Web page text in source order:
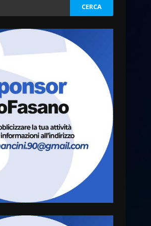
La Banda Città di Fasano apre
ufficialmente la Festa di
Savelletri
8 Agosto 2026 11:00
Savelletri in festa, domani
sera grande spettacolo con
Uccio De Santis
Politiche Giovanili e Mobilità
Sostenibile: premiati gli
studenti universitari del
8 Agosto 2026 07:15